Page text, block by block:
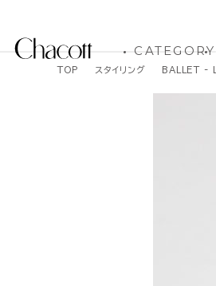
CATEGORY
TOP スタイリング BALLET -